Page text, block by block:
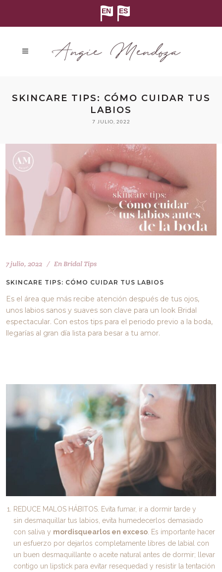
SKINCARE TIPS: CÓMO CUIDAR TUS
LABIOS
7 JULIO, 2022
7 julio, 2022 En Bridal Tips
SKINCARE TIPS: CÓMO CUIDAR TUS LABIOS
Es el área que más recibe atención después de tus ojos,
unos labios sanos y suaves son clave para un look Bridal
espectacular. Con estos tips para el periodo previo a la boda,
llegarías al gran día lista para besar a tu amor.
REDUCE MALOS HÁBITOS. Evita fumar, ir a dormir tarde y
sin desmaquillar tus labios, evita humedecerlos demasiado
con saliva y mordisquearlos en exceso . Es importante hacer
un esfuerzo por dejarlos completamente libres de labial con
un buen desmaquillante o aceite natural antes de dormir; llevar
contigo un lipstick para evitar resequedad y resistir la tentación